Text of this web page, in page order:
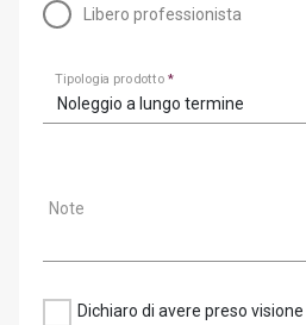
Libero professionista
Tipologia prodotto*
Noleggio a lungo termine
Note
Dichiaro di avere preso visione